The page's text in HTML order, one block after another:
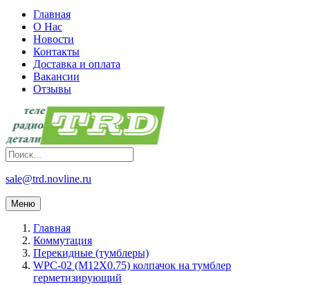
Главная
О Нас
Новости
Контакты
Доставка и оплата
Вакансии
Отзывы
sale@trd.novline.ru
Меню
Главная
Коммутация
Перекидные (тумблеры)
WPC-02 (M12X0.75) колпачок на тумблер
герметизирующий